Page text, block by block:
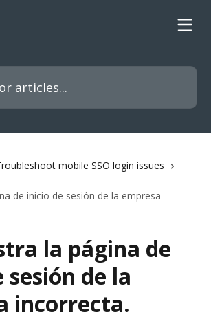
mobile SSO login issues
de inicio de sesión de la empresa
la página de
sesión de la
incorrecta.